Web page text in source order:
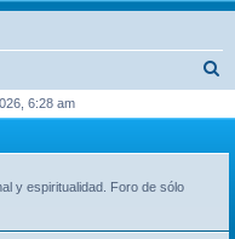
c
6:28 am
y espiritualidad. Foro de sólo